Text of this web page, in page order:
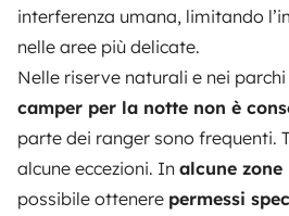
interferenza umana, limitando
nelle aree più delicate.
Nelle riserve naturali e nei
camper per la notte non è
parte dei ranger sono frequenti.
alcune eccezioni. In alcune
possibile ottenere permessi